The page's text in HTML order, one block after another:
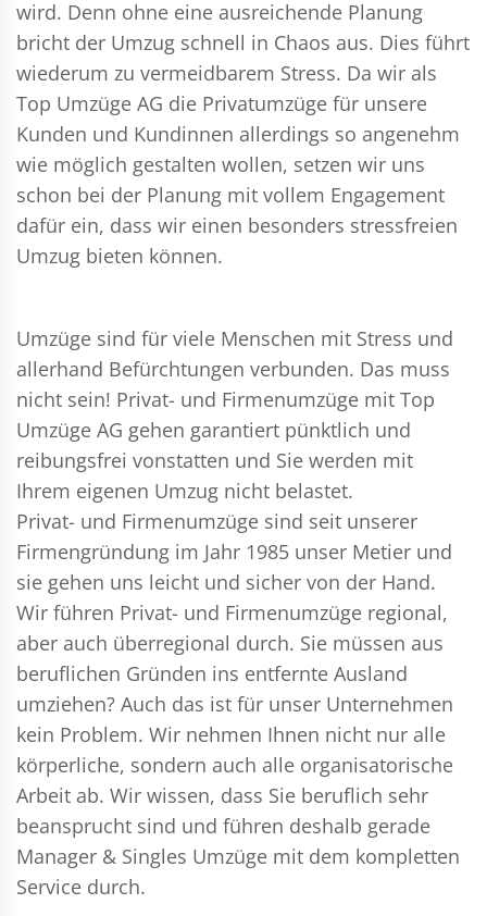
wird. Denn ohne eine ausreichende Planung
bricht der Umzug schnell in Chaos aus. Dies führt
wiederum zu vermeidbarem Stress. Da wir als
Top Umzüge AG die Privatumzüge für unsere
Kunden und Kundinnen allerdings so angenehm
wie möglich gestalten wollen, setzen wir uns
schon bei der Planung mit vollem Engagement
dafür ein, dass wir einen besonders stressfreien
Umzug bieten können.
Umzüge sind für viele Menschen mit Stress und
allerhand Befürchtungen verbunden. Das muss
nicht sein! Privat- und Firmenumzüge mit Top
Umzüge AG gehen garantiert pünktlich und
reibungsfrei vonstatten und Sie werden mit
Ihrem eigenen Umzug nicht belastet.
Privat- und Firmenumzüge sind seit unserer
Firmengründung im Jahr 1985 unser Metier und
sie gehen uns leicht und sicher von der Hand.
Wir führen Privat- und Firmenumzüge regional,
aber auch überregional durch. Sie müssen aus
beruflichen Gründen ins entfernte Ausland
umziehen? Auch das ist für unser Unternehmen
kein Problem. Wir nehmen Ihnen nicht nur alle
körperliche, sondern auch alle organisatorische
Arbeit ab. Wir wissen, dass Sie beruflich sehr
beansprucht sind und führen deshalb gerade
Manager & Singles Umzüge mit dem kompletten
Service durch.